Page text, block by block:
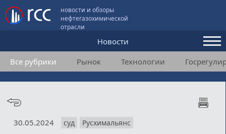
новости и обзоры
нефтегазохимической
отрасли
Новости
Аналитика и мнения
Конференции
Подписка
Все рубрики Рынок Технологии
30.05.2024 суд Русхимальянс